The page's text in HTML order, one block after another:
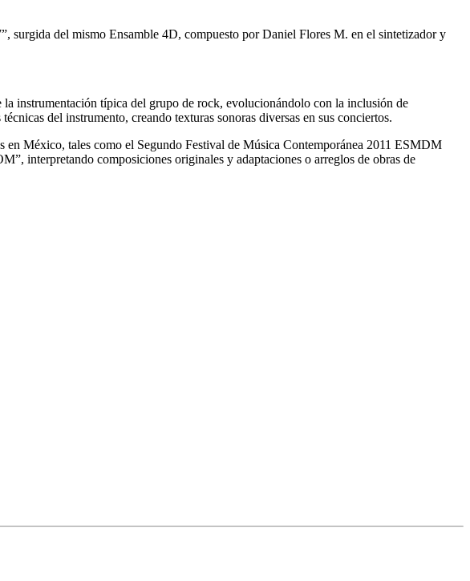
surgida del mismo Ensamble 4D, compuesto por Daniel Flores M. en el sintetizador y
instrumentación típica del grupo de rock, evolucionándolo con la inclusión de
del instrumento, creando texturas sonoras diversas en sus conciertos.
en México, tales como el Segundo Festival de Música Contemporánea 2011 ESMDM
interpretando composiciones originales y adaptaciones o arreglos de obras de